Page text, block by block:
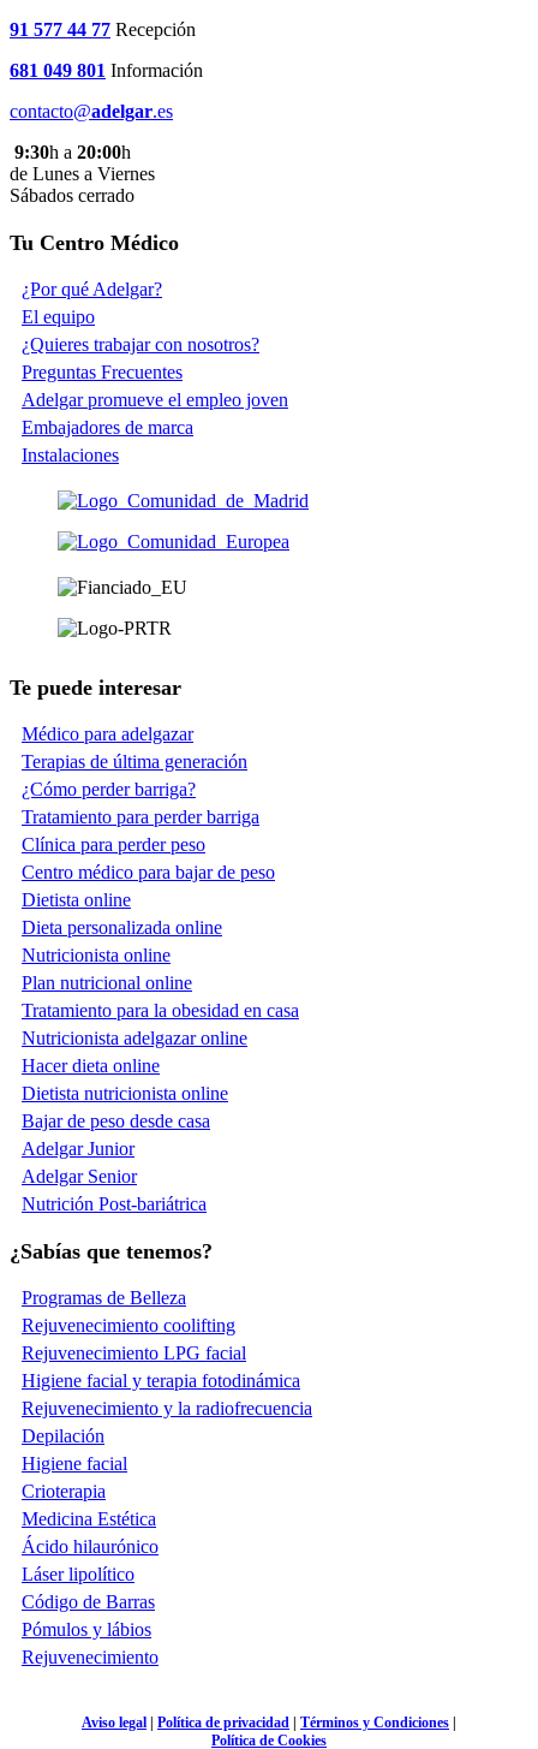
91 577 44 77 Recepción
681 049 801 Información
contacto@adelgar.es
9:30h a 20:00h
de Lunes a Viernes
Sábados cerrado
Tu Centro Médico
¿Por qué Adelgar?
El equipo
¿Quieres trabajar con nosotros?
Preguntas Frecuentes
Adelgar promueve el empleo joven
Embajadores de marca
Instalaciones
Te puede interesar
Médico para adelgazar
Terapias de última generación
¿Cómo perder barriga?
Tratamiento para perder barriga
Clínica para perder peso
Centro médico para bajar de peso
Dietista online
Dieta personalizada online
Nutricionista online
Plan nutricional online
Tratamiento para la obesidad en casa
Nutricionista adelgazar online
Hacer dieta online
Dietista nutricionista online
Bajar de peso desde casa
Adelgar Junior
Adelgar Senior
Nutrición Post-bariátrica
¿Sabías que tenemos?
Programas de Belleza
Rejuvenecimiento coolifting
Rejuvenecimiento LPG facial
Higiene facial y terapia fotodinámica
Rejuvenecimiento y la radiofrecuencia
Depilación
Higiene facial
Crioterapia
Medicina Estética
Ácido hilaurónico
Láser lipolítico
Código de Barras
Pómulos y lábios
Rejuvenecimiento
Aviso legal | Política de privacidad | Términos y Condiciones |
Política de Cookies